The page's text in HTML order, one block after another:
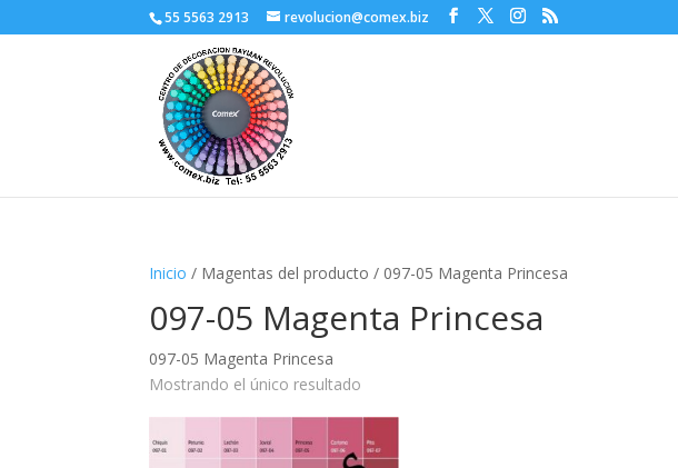
55 5563 2913 revolucion@comex.biz
Inicio / Magentas del producto / 097-05 Magenta Princesa
097-05 Magenta Princesa
097-05 Magenta Princesa
Mostrando el único resultado